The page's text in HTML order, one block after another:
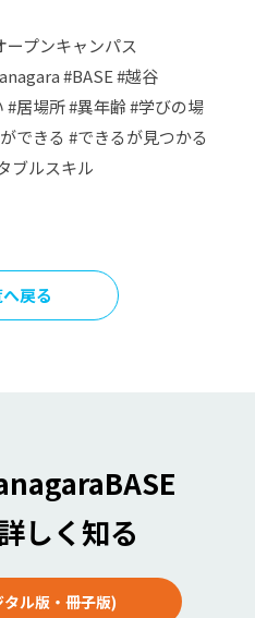
ープンキャンパス
#BASE #越谷
居場所 #異年齢 #学びの場
できる #できるが見つかる
ブルスキル
戻る
しく知る
ル版・冊子版)